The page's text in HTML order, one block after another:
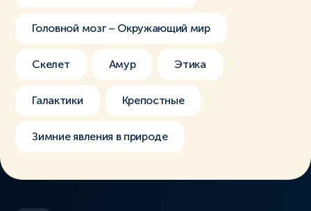
Головной мозг – Окружающий мир
Скелет Амур Этика
Галактики Крепостные
Зимние явления в природе